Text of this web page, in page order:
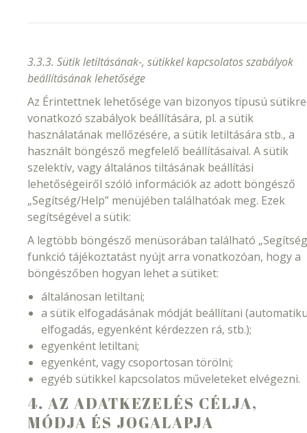
3.3.3. Sütik letiltásának-, sütikkel kapcsolatos szabályok
beállításának lehetősége
Az Érintettnek lehetősége van bizonyos típusú sütikre
vonatkozó szabályok beállítására, pl. a sütik
használatának mellőzésére, a sütik letiltására stb., a
használt böngésző megfelelő beállításaival. A sütik
szelektív, vagy általános tiltásának beállítási
lehetőségeiről szóló információk az adott böngésző
„Segítség/Help” menüjében találhatóak meg. Ezek
segítségével a sütik:
A legtöbb böngésző menüsorában található
funkció tájékoztatást nyújt arra vonatkozóan, hogy a
böngészőben hogyan lehet a sütiket:
általánosan letiltani;
a sütik elfogadásának módját beállítani
elfogadás, egyenként kérdezzen rá, stb.);
egyenként letiltani;
egyenként, vagy csoportosan törölni;
egyéb sütikkel kapcsolatos műveleteket elvégezni.
4. AZ ADATKEZELÉS CÉLJA,
MÓDJA ÉS JOGALAPJA